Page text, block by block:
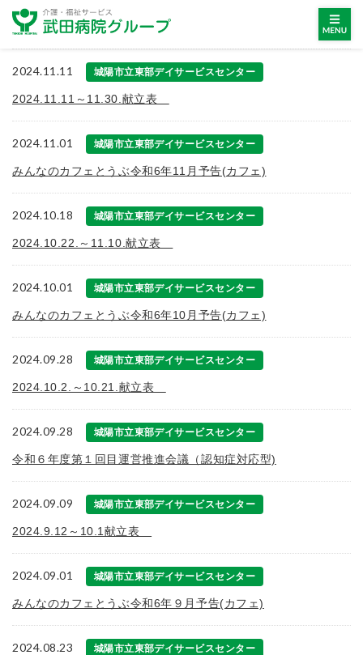
2024.11.11 城陽市立東部デイサービスセンター
2024.11.11～11.30.献立表
2024.11.01 城陽市立東部デイサービスセンター
みんなのカフェとうぶ令和6年11月予告(カフェ)
2024.10.18 城陽市立東部デイサービスセンター
2024.10.22.～11.10.献立表
2024.10.01 城陽市立東部デイサービスセンター
みんなのカフェとうぶ令和6年10月予告(カフェ)
2024.09.28 城陽市立東部デイサービスセンター
2024.10.2.～10.21.献立表
2024.09.28 城陽市立東部デイサービスセンター
令和６年度第１回目運営推進会議（認知症対応型)
2024.09.09 城陽市立東部デイサービスセンター
2024.9.12～10.1献立表
2024.09.01 城陽市立東部デイサービスセンター
みんなのカフェとうぶ令和6年９月予告(カフェ)
2024.08.23 城陽市立東部デイサービスセンター